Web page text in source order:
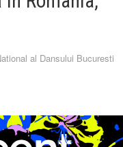
al Dansului Bucuresti